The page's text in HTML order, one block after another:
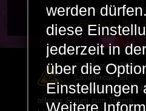
Deutsche
PRIVACY_LINK|
© Copyright 2025 -
LaserFreak.net
LaserFreak ist ein
offenes Forum zum Thema
werden
diese
jederzeit in
über die
Einstellungen
Weitere